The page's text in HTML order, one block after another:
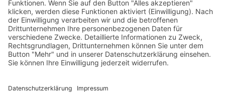
Sie haben jederzeit das Recht, unentgeltlich Auskunft über
Herkunft, Empfänger und Zweck Ihrer gespeicherten
personenbezogenen Daten zu erhalten.
Ihnen steht außerdem ein Recht auf Widerspruch, auf
Datenübertragbarkeit und ein Beschwerderecht bei der
zuständigen Aufsichtsbehörde zu. Ferner können Sie die
die Einschränkung der Verarbeitung Ihrer